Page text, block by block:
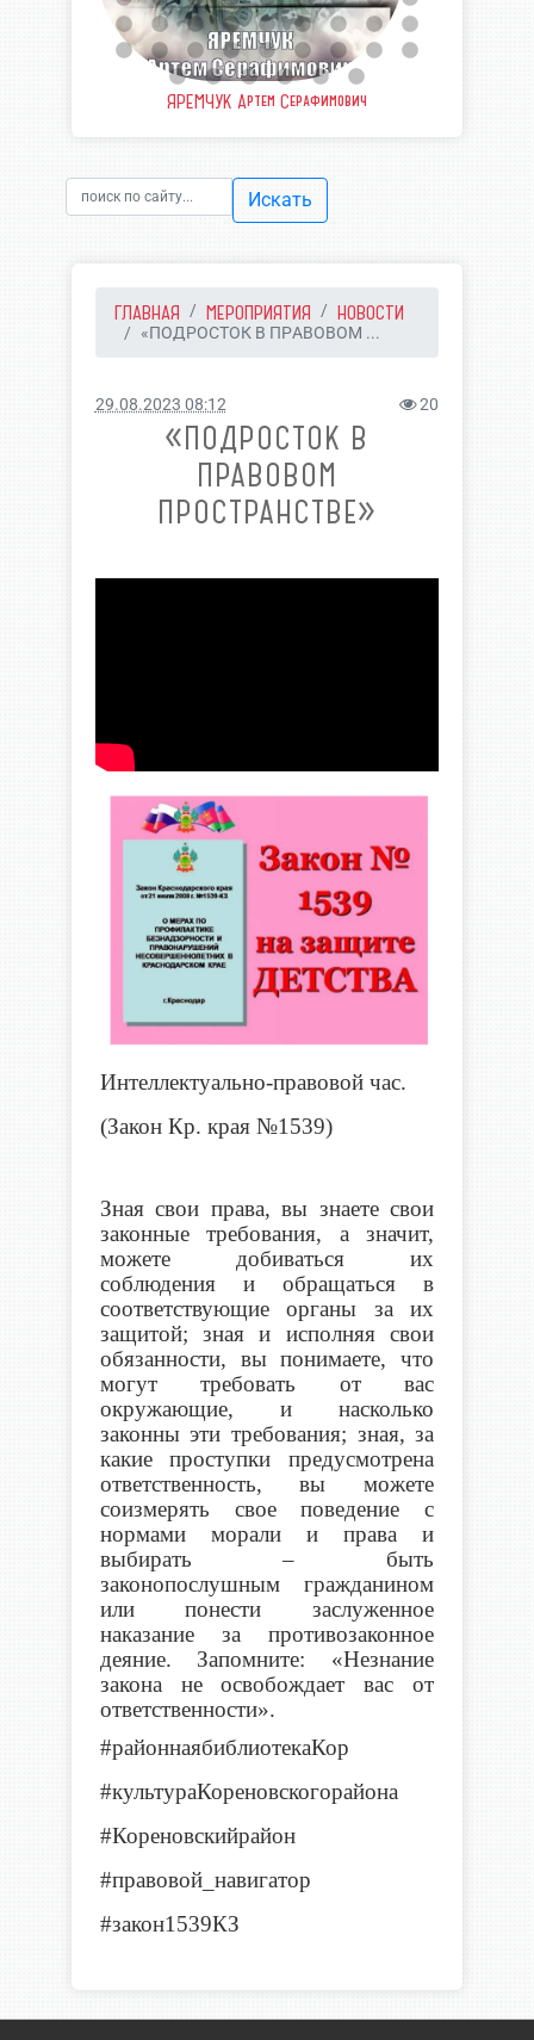
ЯРЕМЧУК Артем Серафимович
Искать
ГЛАВНАЯ МЕРОПРИЯТИЯ НОВОСТИ
«ПОДРОСТОК В ПРАВОВОМ ...
29.08.2023 08:12 20
«ПОДРОСТОК В
ПРАВОВОМ
ПРОСТРАНСТВЕ»
Интеллектуально-правовой час.
(Закон Кр. края №1539)
Зная свои права, вы знаете свои
законные требования, а значит,
можете добиваться их
соблюдения и обращаться в
соответствующие органы за их
защитой; зная и исполняя свои
обязанности, вы понимаете, что
могут требовать от вас
окружающие, и насколько
законны эти требования; зная, за
какие проступки предусмотрена
ответственность, вы можете
соизмерять свое поведение с
нормами морали и права и
выбирать – быть
законопослушным гражданином
или понести заслуженное
наказание за противозаконное
деяние. Запомните: «Незнание
закона не освобождает вас от
ответственности».
#районнаябиблиотекаКор
#культураКореновскогорайона
#Кореновскийрайон
#правовой_навигатор
#закон1539КЗ